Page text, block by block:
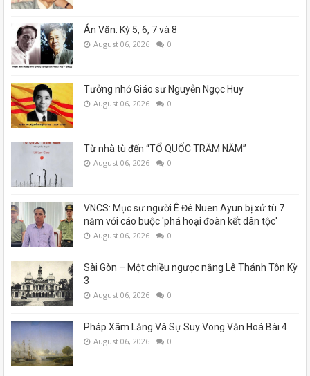
Án Văn: Kỳ 5, 6, 7 và 8
August 06, 2026 0
Tưởng nhớ Giáo sư Nguyễn Ngọc Huy
August 06, 2026 0
Từ nhà tù đến “TỔ QUỐC TRĂM NĂM”
August 06, 2026 0
VNCS: Mục sư người Ê Đê Nuen Ayun bị xử tù 7
năm với cáo buộc 'phá hoại đoàn kết dân tộc'
August 06, 2026 0
Sài Gòn – Một chiều ngược nắng Lê Thánh Tôn Kỳ
3
August 06, 2026 0
Pháp Xâm Lăng Và Sự Suy Vong Văn Hoá Bài 4
August 06, 2026 0